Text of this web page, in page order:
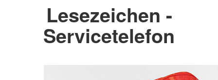
Lesezeichen -
Servicetelefon